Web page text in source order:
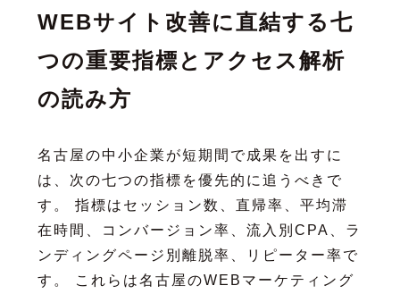
WEBサイト改善に直結する七
つの重要指標とアクセス解析
の読み方
名古屋の中小企業が短期間で成果を出すに
は、次の七つの指標を優先的に追うべきで
す。 指標はセッション数、直帰率、平均滞
在時間、コンバージョン率、流入別CPA、ラ
ンディングページ別離脱率、リピーター率で
す。 これらは名古屋のWEBマーケティング